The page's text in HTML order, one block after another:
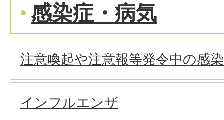
感染症・病気
注意喚起や注意報等発令中の感
インフルエンザ